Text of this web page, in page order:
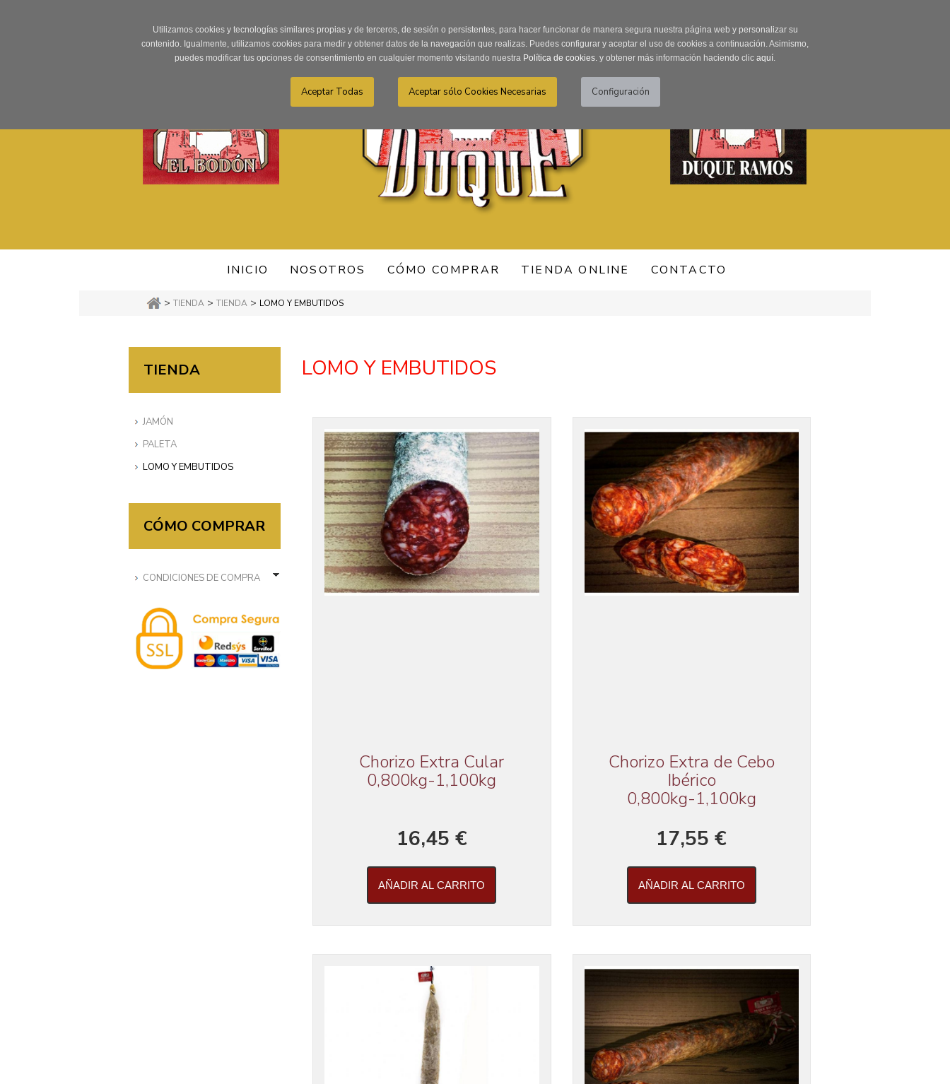
Utilizamos cookies y tecnologías similares propias y de terceros, de sesión o persistentes, para hacer funcionar de manera segura nuestra página web y personalizar su
contenido. Igualmente, utilizamos cookies para medir y obtener datos de la navegación que realizas. Puedes configurar y aceptar el uso de cookies a continuación. Asimismo,
puedes modificar tus opciones de consentimiento en cualquier momento visitando nuestra Política de cookies. y obtener más información haciendo clic aquí.
INICIO NOSOTROS CÓMO COMPRAR TIENDA ONLINE CONTACTO
> TIENDA > TIENDA > LOMO Y EMBUTIDOS
LOMO Y EMBUTIDOS
Chorizo Extra Cular
0,800kg-1,100kg
16,45 €
AÑADIR AL CARRITO
Chorizo Extra de Cebo
Ibérico
0,800kg-1,100kg
17,55 €
AÑADIR AL CARRITO
TIENDA
JAMÓN
PALETA
LOMO Y EMBUTIDOS
CÓMO COMPRAR
CONDICIONES DE COMPRA